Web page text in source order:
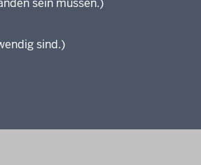
sein müssen.)
sind.)